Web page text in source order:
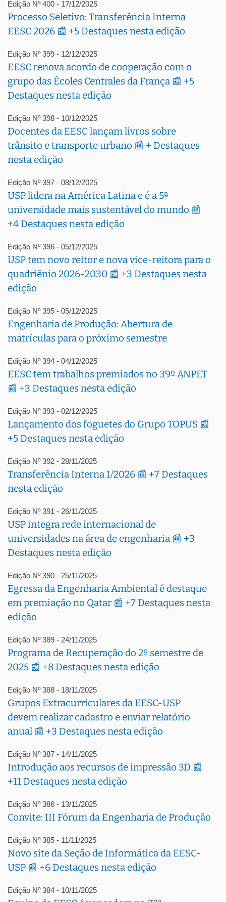
Edição Nº 400 - 17/12/2025
Processo Seletivo: Transferência Interna
EESC 2026 📰 +5 Destaques nesta edição
Edição Nº 399 - 12/12/2025
EESC renova acordo de cooperação com o
grupo das Ècoles Centrales da França 📰 +5
Destaques nesta edição
Edição Nº 398 - 10/12/2025
Docentes da EESC lançam livros sobre
trânsito e transporte urbano 📰 + Destaques
nesta edição
Edição Nº 397 - 08/12/2025
USP lidera na América Latina e é a 5ª
universidade mais sustentável do mundo 📰
+4 Destaques nesta edição
Edição Nº 396 - 05/12/2025
USP tem novo reitor e nova vice-reitora para o
quadriênio 2026-2030 📰 +3 Destaques nesta
edição
Edição Nº 395 - 05/12/2025
Engenharia de Produção: Abertura de
matrículas para o próximo semestre
Edição Nº 394 - 04/12/2025
EESC tem trabalhos premiados no 39º ANPET
📰 +3 Destaques nesta edição
Edição Nº 393 - 02/12/2025
Lançamento dos foguetes do Grupo TOPUS 📰
+5 Destaques nesta edição
Edição Nº 392 - 28/11/2025
Transferência Interna 1/2026 📰 +7 Destaques
nesta edição
Edição Nº 391 - 26/11/2025
USP integra rede internacional de
universidades na área de engenharia 📰 +3
Destaques nesta edição
Edição Nº 390 - 25/11/2025
Egressa da Engenharia Ambiental é destaque
em premiação no Qatar 📰 +7 Destaques nesta
edição
Edição Nº 389 - 24/11/2025
Programa de Recuperação do 2º semestre de
2025 📰 +8 Destaques nesta edição
Edição Nº 388 - 18/11/2025
Grupos Extracurriculares da EESC-USP
devem realizar cadastro e enviar relatório
anual 📰 +3 Destaques nesta edição
Edição Nº 387 - 14/11/2025
Introdução aos recursos de impressão 3D 📰
+11 Destaques nesta edição
Edição Nº 386 - 13/11/2025
Convite: III Fórum da Engenharia de Produção
Edição Nº 385 - 11/11/2025
Novo site da Seção de Informática da EESC-
USP 📰 +6 Destaques nesta edição
Edição Nº 384 - 10/11/2025